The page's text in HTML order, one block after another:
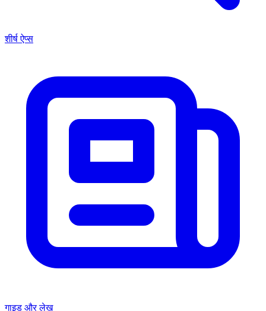
शीर्ष ऐप्स
गाइड और लेख